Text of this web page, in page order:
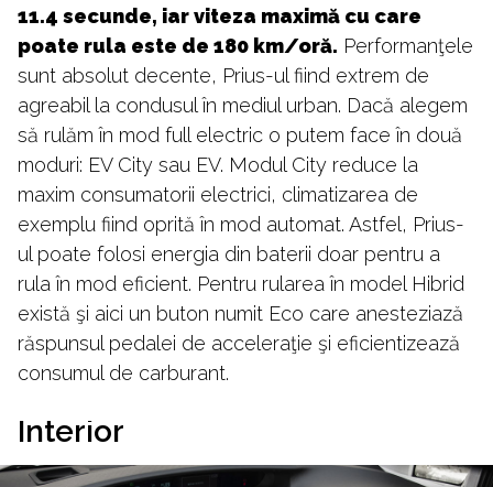
11.4 secunde, iar viteza maximă cu care
poate rula este de 180 km/oră. Performanţele
sunt absolut decente, Prius-ul fiind extrem de
agreabil la condusul în mediul urban. Dacă alegem
să rulăm în mod full electric o putem face în două
moduri: EV City sau EV. Modul City reduce la
maxim consumatorii electrici, climatizarea de
exemplu fiind oprită în mod automat. Astfel, Prius-
ul poate folosi energia din baterii doar pentru a
rula în mod eficient. Pentru rularea în model Hibrid
există şi aici un buton numit Eco care anesteziază
răspunsul pedalei de acceleraţie şi eficientizează
consumul de carburant.
Interior